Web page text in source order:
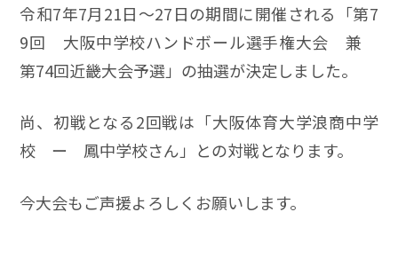
令和7年7月21日～27日の期間に開催される「第7
9回 大阪中学校ハンドボール選手権大会 兼
第74回近畿大会予選」の抽選が決定しました。
尚、初戦となる2回戦は「大阪体育大学浪商中学
校 ー 鳳中学校さん」との対戦となります。
今大会もご声援よろしくお願いします。